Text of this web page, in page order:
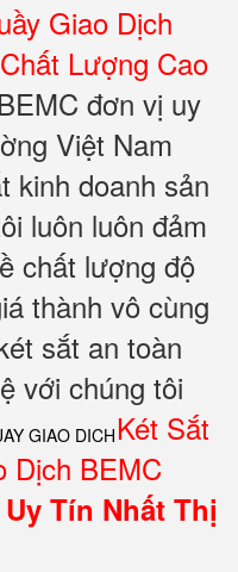
Giao Dịch
Lượng Cao
đơn vị uy
Việt Nam
kinh doanh sản
luôn luôn đảm
chất lượng độ
thành vô cùng
sắt an toàn
với chúng tôi
Két Sắt
Dịch BEMC
Tín Nhất Thị